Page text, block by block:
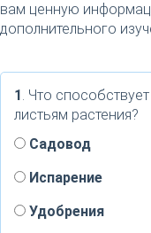
вам ценную
дополнительного
1. Что
листьям растения?
Садовод
Испарение
Удобрения